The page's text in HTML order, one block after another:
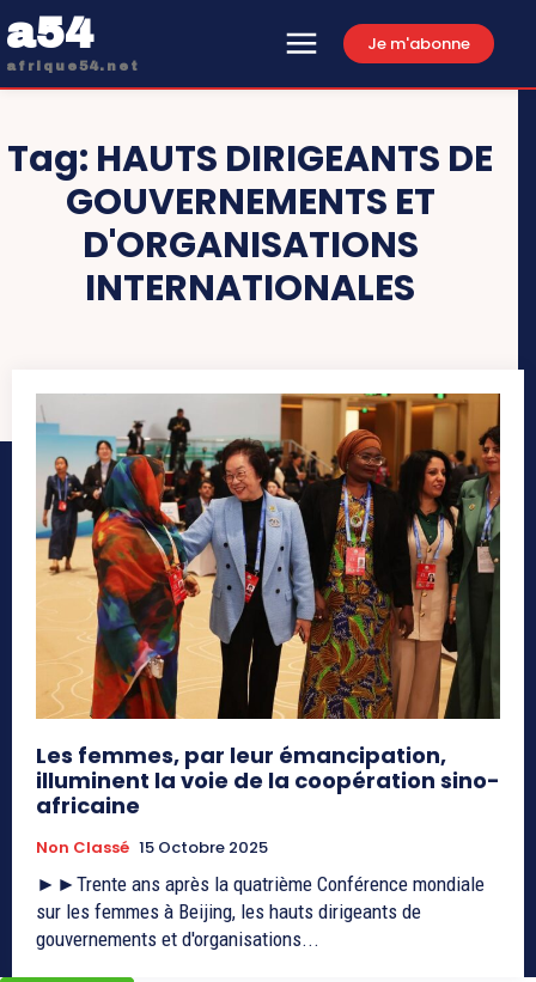
a54
afrique54.net
Je m'abonne
Tag: HAUTS DIRIGEANTS DE
GOUVERNEMENTS ET
D'ORGANISATIONS
INTERNATIONALES
Les femmes, par leur émancipation,
illuminent la voie de la coopération sino-
africaine
Non Classé 15 Octobre 2025
►►Trente ans après la quatrième Conférence mondiale
sur les femmes à Beijing, les hauts dirigeants de
gouvernements et d'organisations...